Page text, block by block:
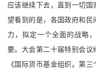
应该继续下去，直到一切
望看到的是，各国政府和
力，拟定一个全面的战略
要。大会第二十届特别会
《国际货币基金组织。第